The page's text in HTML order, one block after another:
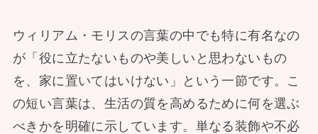
ウィリアム・モリスの言葉の中でも特に有名なの
が「役に立たないものや美しいと思わないもの
を、家に置いてはいけない」という一節です。こ
の短い言葉は、生活の質を高めるために何を選ぶ
べきかを明確に示しています。単なる装飾や不必